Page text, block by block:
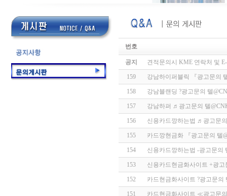
번호
공지 견적문의시 KME 연락처 및
159 강남하이퍼블릭 『광고문의
158 강남블랜딩 ?광고문의 텔
157 강남하퍼 ♬광고문의 텔
156 신용카드깡하는법 ♬광고문
155 카드깡현금화 『광고문의 텔
154 신용카드깡하는법 -광고문
153 신용카드현금화사이트 +광
152 카드현금화사이트 ?광고문
151 카드현금화사이트 ≪광고문